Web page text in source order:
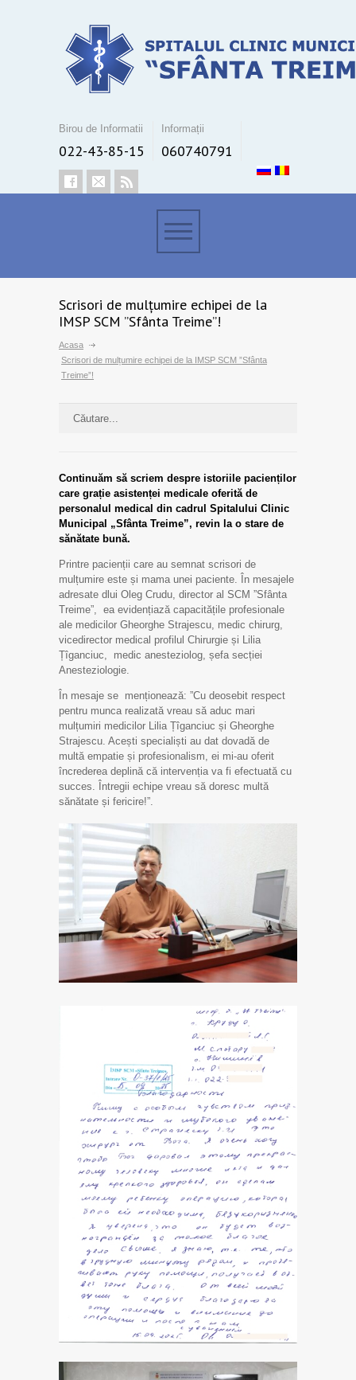
Birou de Informatii
022-43-85-15
Informații
060740791
Scrisori de mulțumire echipei de la
IMSP SCM ”Sfânta Treime”!
Acasa
Scrisori de mulțumire echipei de la IMSP SCM ”Sfânta
Treime”!
Continuăm să scriem despre istoriile pacienților
care grație asistenței medicale oferită de
personalul medical din cadrul Spitalului Clinic
Municipal „Sfânta Treime”, revin la o stare de
sănătate bună.
Printre pacienții care au semnat scrisori de
mulțumire este și mama unei paciente. În mesajele
adresate dlui Oleg Crudu, director al SCM ”Sfânta
Treime”, ea evidențiază capacitățile profesionale
ale medicilor Gheorghe Strajescu, medic chirurg,
vicedirector medical profilul Chirurgie și Lilia
Țîganciuc, medic anesteziolog, șefa secției
Anesteziologie.
În mesaje se menționează: ”Cu deosebit respect
pentru munca realizată vreau să aduc mari
mulțumiri medicilor Lilia Țîganciuc și Gheorghe
Strajescu. Acești specialiști au dat dovadă de
multă empatie și profesionalism, ei mi-au oferit
încrederea deplină că intervenția va fi efectuată cu
succes. Întregii echipe vreau să doresc multă
sănătate și fericire!”.